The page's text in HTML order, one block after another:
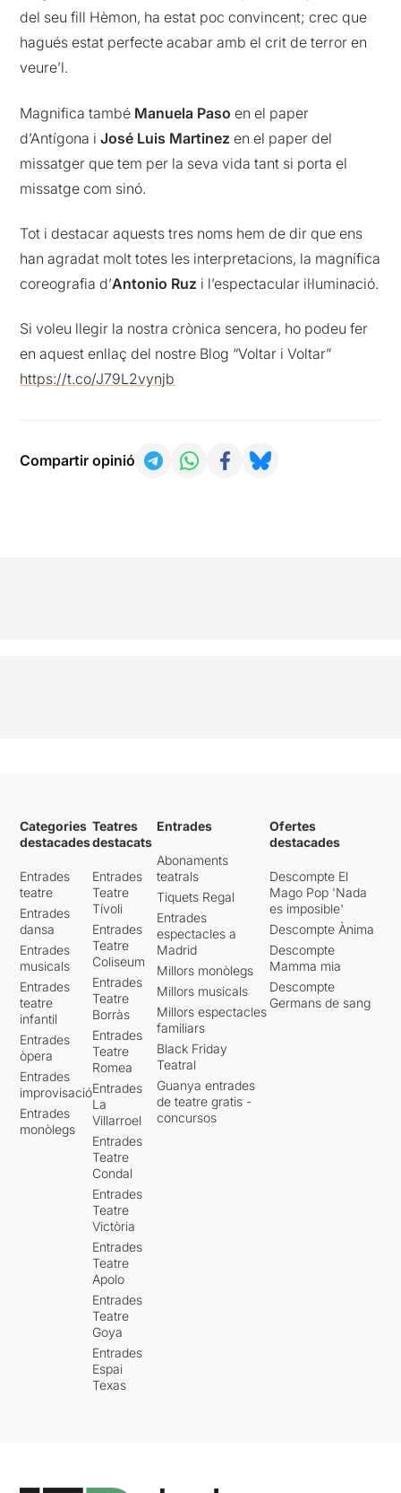
del seu fill Hèmon, ha estat poc convincent; crec que
hagués estat perfecte acabar amb el crit de terror en
veure’l.
Magnifica també Manuela Paso en el paper
d’Antígona iJosé Luis Martinez en el paper del
missatger que tem per la seva vida tant si porta el
missatge com sinó.
Tot i destacar aquests tres noms hem de dir que ens
han agradat molt totes les interpretacions, la magnífica
coreografia d’Antonio Ruz i l’espectacular il·luminació.
Si voleu llegir la nostra crònica sencera, ho podeu fer
en aquest enllaç del nostre Blog “Voltar i Voltar”
https://t.co/J79L2vynjb
Compartir opinió
Categories
destacades
Entrades
teatre
Entrades
dansa
Entrades
musicals
Entrades
teatre
infantil
Entrades
òpera
Entrades
improvisació
Entrades
monòlegs
Teatres
destacats
Entrades
Teatre
Tívoli
Entrades
Teatre
Coliseum
Entrades
Teatre
Borràs
Entrades
Teatre
Romea
Entrades
La
Villarroel
Entrades
Teatre
Condal
Entrades
Teatre
Victòria
Entrades
Teatre
Apolo
Entrades
Teatre
Goya
Entrades
Espai
Texas
Entrades
Abonaments
teatrals
Tiquets Regal
Entrades
espectacles a
Madrid
Millors monòlegs
Millors musicals
Millors espectacles
familiars
Black Friday
Teatral
Guanya entrades
de teatre gratis -
concursos
Ofertes
destacades
Descompte El
Mago Pop 'Nada
es imposible'
Descompte Ànima
Descompte
Mamma mia
Descompte
Germans de sang